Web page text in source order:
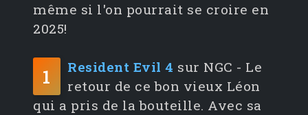
même si l'on pourrait se croire en
2025!
1 Resident Evil 4 sur NGC - Le
retour de ce bon vieux Léon
qui a pris de la bouteille. Avec sa